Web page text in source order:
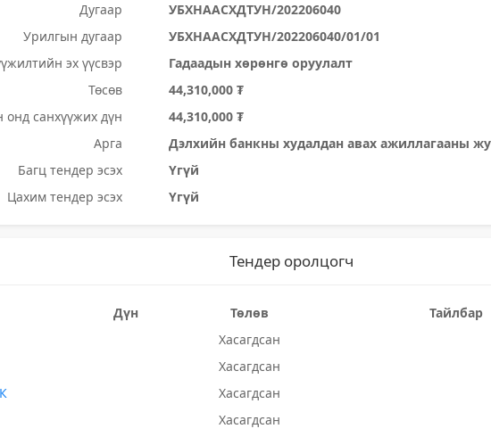
Дугаар
УБХНААСХДТУН/202206040
Урилгын дугаар
УБХНААСХДТУН/202206040/01/01
эх үүсвэр
Гадаадын хөрөнгө оруулалт
Төсөв
44,310,000 ₮
онд санхүүжих дүн
44,310,000 ₮
Арга
Дэлхийн банкны худалдан авах ажиллагааны
Багц тендер эсэх
Үгүй
Цахим тендер эсэх
Үгүй
Тендер оролцогч
Дүн Төлөв
Тайлбар
Хасагдсан
Хасагдсан
Хасагдсан
Хасагдсан